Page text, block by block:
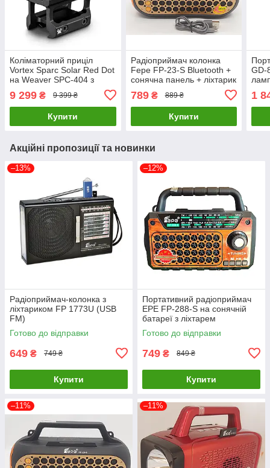
Коліматорний приціл
Vortex Sparc Solar Red Dot
на Weaver SPC-404 з
сонячною батареєю
9 299 ₴ 9 399 ₴
Купити
Радіоприймач колонка
Fepe FP-23-S Bluetooth +
сонячна панель + ліхтарик
789₴ 889 ₴
Купити
GD-
1
Акційні пропозиції та новинки
–13%
Радіоприймач-колонка з
ліхтариком FP 1773U (USB
FM)
Готово до відправки
649 ₴ 749 ₴
Купити
–12%
Портативний радіоприймач
EPE FP-288-S на сонячній
батареї з ліхтарем
Готово до відправки
749 ₴ 849 ₴
Купити
–11% –11%